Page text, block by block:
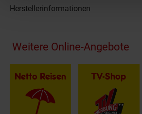
Herstellerinformationen
Fußzeile
Weitere Online-Angebote
Netto Reisen TV-Shop